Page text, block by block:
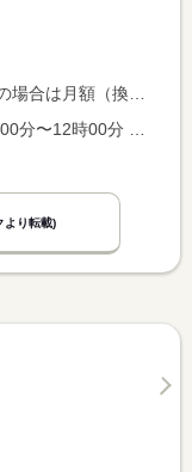
合は時間額を表示しています。
交替制（シフト制） 就業時間１ 10時00分〜12時00分 就業時間２ 16時00分〜17時00分
より転載)